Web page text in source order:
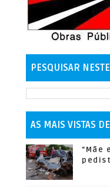
PESQUISAR
AS MAIS VISTAS
"Mãe